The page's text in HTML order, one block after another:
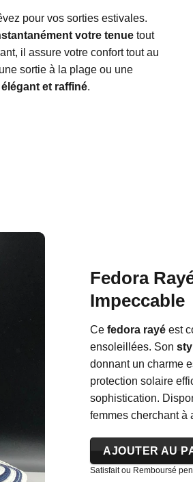
pour vos sorties estivales.
votre tenuetout
il assure votre confort tout au
sortie à la plage ou une
élégant et raffiné.
Fedora
Impeccable
Ce fedora rayéest
ensoleillées. Son
donnant un charme
protection solaire
sophistication.
femmes cherchant à
AJOUTER AU
Satisfait ou Remboursé